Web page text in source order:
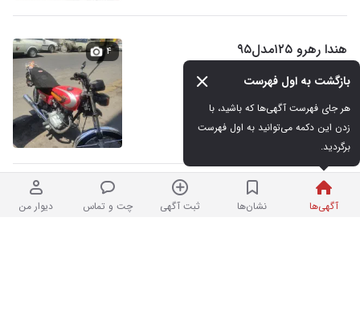
آگهی‌ها
بازگشت به اول فهرست
برگردید.
نشان‌ها ثبت آگهی چت و تماس دیوار من
هندا رهرو ۱۲۵مدل۹۵
۱۲۹,۰۰۰,۰۰۰ تومان
نردبان شده
در مسعودیه
۴
موتور ۱۲۵